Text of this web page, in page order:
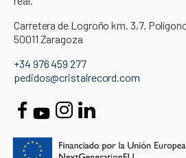
Carretera de Logroño km. 3,7.
50011 Zaragoza
+34 976 459 277
pedidos@cristalrecord.com